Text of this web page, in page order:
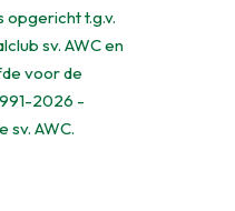
opgericht t.g.v.
sv. AWC en
voor de
2026 -
sv. AWC.